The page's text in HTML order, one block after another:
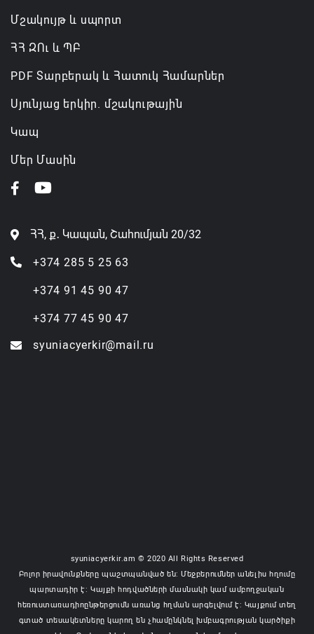
Մշակույթ և սպորտ
ՀՀ ԶՈւ և ՊԲ
PDF Տարբերակ և Հատուկ Համարներ
Սյունյաց երկիր. մշակութային
Կապ
Մեր Մասին
ՀՀ, ք․ Կապան, Շահումյան 20/32
+374 285 5 25 63
+374 91 45 90 47
+374 77 45 90 47
syuniacyerkir@mail.ru
syuniacyerkir.am © 2020 All Rights Reserved
Բոլոր իրավունքները պաշտպանված են: Մեջբերումներ անելիս հղումը
պարտադիր է: Կայքի հոդվածների մասնակի կամ ամբողջական
հեռուստառադիոընթերցումն առանց հղման արգելվում է: Կայքում տեղ
գտած տեսակետները կարող են չհամընկնել խմբագրության կարծիքի